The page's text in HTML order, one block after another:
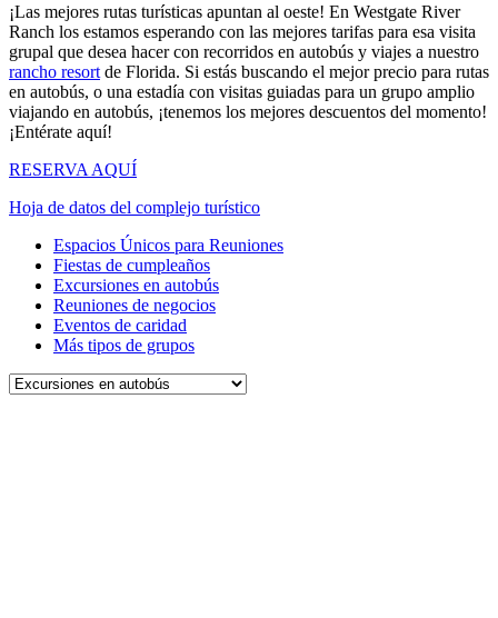
¡Las mejores rutas turísticas apuntan al oeste! En Westgate River
Ranch los estamos esperando con las mejores tarifas para esa visita
grupal que desea hacer con recorridos en autobús y viajes a nuestro
rancho resort de Florida. Si estás buscando el mejor precio para rutas
en autobús, o una estadía con visitas guiadas para un grupo amplio
viajando en autobús, ¡tenemos los mejores descuentos del momento!
¡Entérate aquí!
RESERVA AQUÍ
Hoja de datos del complejo turístico
Espacios Únicos para Reuniones
Fiestas de cumpleaños
Excursiones en autobús
Reuniones de negocios
Eventos de caridad
Más tipos de grupos